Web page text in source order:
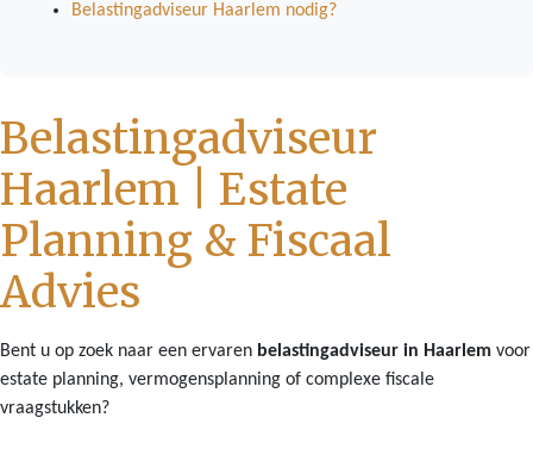
Belastingadviseur Haarlem nodig?
Belastingadviseur
Haarlem | Estate
Planning & Fiscaal
Advies
Bent u op zoek naar een ervaren belastingadviseur in Haarlem voor
estate planning, vermogensplanning of complexe fiscale
vraagstukken?